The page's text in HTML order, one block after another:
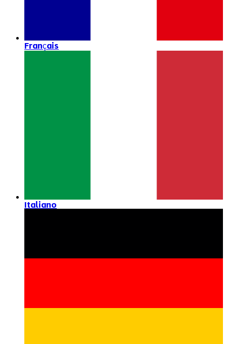
Français
Italiano